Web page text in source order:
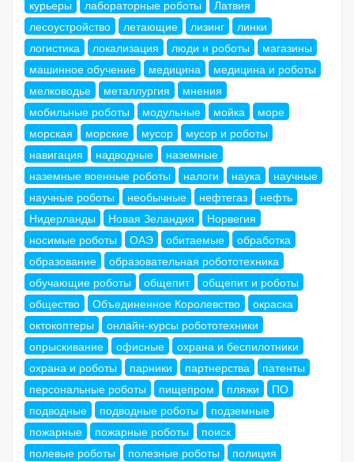
курьеры
лабораторные роботы
Латвия
лесоустройство
летающие лизинг
линки
логистика
локализация люди и роботы
магазины
машинное обучение
медицина
медицина и роботы
мелководье
металлургия
мнения
мобильные роботы
модульные мойка
море
морская
морские мусор
мусор и роботы
навигация
надводные
наземные
наземные военные роботы
налоги наука
научные
научные роботы
необычные нефтегаз
нефть
Нидерланды
Новая Зеландия
Норвегия
носимые роботы
ОАЭ обитаемые
обработка
образование
образовательная робототехника
обучающие роботы
общепит
общепит и роботы
общество
Объединенное Королевство
окраска
октокоптеры
онлайн-курсы робототехники
опрыскивание
офисные
охрана и беспилотники
охрана и роботы
парники партнерства
патенты
персональные роботы
пищепром пляжи
ПО
подводные
подводные роботы
подземные
пожарные
пожарные роботы
поиск
полевые роботы
полезные роботы
полиция